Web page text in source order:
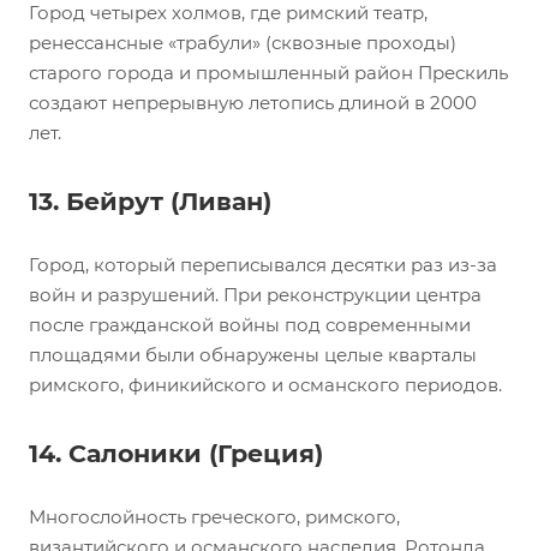
Город четырех холмов, где римский театр,
ренессансные «трабули» (сквозные проходы)
старого города и промышленный район Прескиль
создают непрерывную летопись длиной в 2000
лет.
13. Бейрут (Ливан)
Город, который переписывался десятки раз из-за
войн и разрушений. При реконструкции центра
после гражданской войны под современными
площадями были обнаружены целые кварталы
римского, финикийского и османского периодов.
14. Салоники (Греция)
Многослойность греческого, римского,